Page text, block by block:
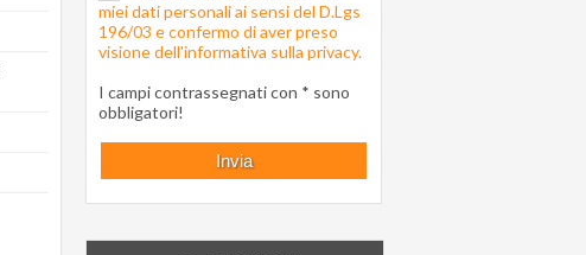
miei dati personali ai sensi del D.Lgs
196/03 e confermo di aver preso
visione dell'informativa sulla privacy.
I campi contrassegnati con * sono
obbligatori!